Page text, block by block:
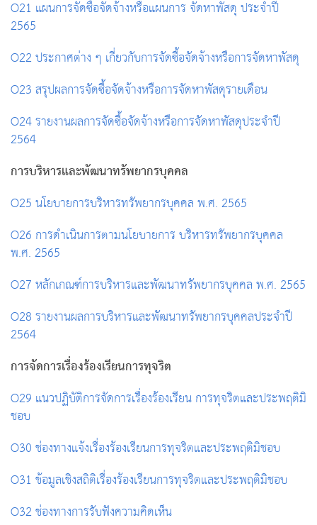
O21 แผนการจัดซื้อจัดจ้างหรือแผนการ จัดหาพัสดุ ประจำปี
2565
O22 ประกาศต่าง ๆ เกี่ยวกับการจัดซื้อจัดจ้างหรือการจัดหาพัสดุ
O23 สรุปผลการจัดซื้อจัดจ้างหรือการจัดหาพัสดุรายเดือน
O24 รายงานผลการจัดซื้อจัดจ้างหรือการจัดหาพัสดุประจำปี
2564
การบริหารและพัฒนาทรัพยากรบุคคล
O25 นโยบายการบริหารทรัพยากรบุคคล พ.ศ. 2565
O26 การดำเนินการตามนโยบายการ บริหารทรัพยากรบุคคล
พ.ศ. 2565
O27 หลักเกณฑ์การบริหารและพัฒนาทรัพยากรบุคคล พ.ศ. 2565
O28 รายงานผลการบริหารและพัฒนาทรัพยากรบุคคลประจำปี
2564
การจัดการเรื่องร้องเรียนการทุจริต
O29 แนวปฏิบัติการจัดการเรื่องร้องเรียน การทุจริตและประพฤติมิ
ชอบ
O30 ช่องทางแจ้งเรื่องร้องเรียนการทุจริตและประพฤติมิชอบ
O31 ข้อมูลเชิงสถิติเรื่องร้องเรียนการทุจริตและประพฤติมิชอบ
O32 ช่องทางการรับฟังความคิดเห็น